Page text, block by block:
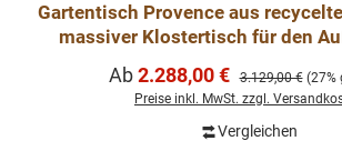
Gartentisch Provence aus
massiver Klostertisch für den
Verkaufspreis:
Ab2.288,00 € Regulärer Preis:
3.129,00 € (27%
Preise inkl. MwSt. zzgl.
Vergleichen